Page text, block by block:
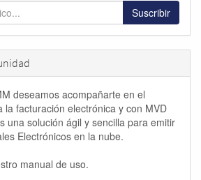
Suscribir
deseamos acompañarte en el
la facturación electrónica y con MVD
una solución ágil y sencilla para emitir
Electrónicos en la nube.
manual de uso.